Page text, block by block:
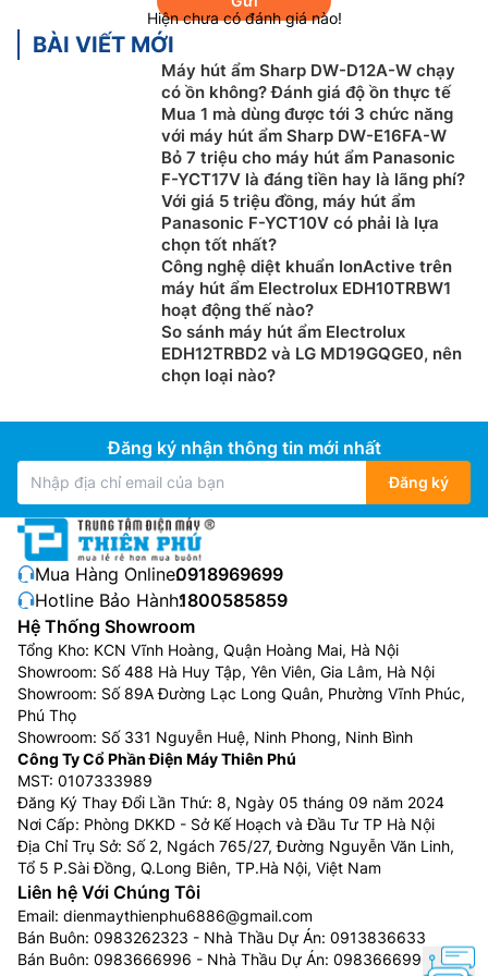
Bạn có thể sử dụng chiếc nồi lẩu điện này đa chức
năng vừa có thể nấu lẩu mà còn có thể làm các món
chiên, xảo và hấp một cách nhanh chóng và dễ dàng.
Công suất 1500W mạnh mẽ.
Với công suất lên tới 15000W mạnh mẽ này thì bạn sẽ
không phải chờ đợi quá lâu, nó có thể nấu chín thức
ăn một cách nhanh chóng và hiệu quả.
Điều chỉnh nhiệt độ dễ dàng.
Hiện chưa có đánh giá nào!
BÀI VIẾT MỚI
Máy hút ẩm Sharp DW-D12A-W chạy
có ồn không? Đánh giá độ ồn thực tế
Mua 1 mà dùng được tới 3 chức năng
với máy hút ẩm Sharp DW-E16FA-W
Bỏ 7 triệu cho máy hút ẩm Panasonic
F-YCT17V là đáng tiền hay là lãng phí?
Với giá 5 triệu đồng, máy hút ẩm
Panasonic F-YCT10V có phải là lựa
chọn tốt nhất?
Công nghệ diệt khuẩn IonActive trên
máy hút ẩm Electrolux EDH10TRBW1
hoạt động thế nào?
So sánh máy hút ẩm Electrolux
EDH12TRBD2 và LG MD19GQGE0, nên
chọn loại nào?
Đăng ký nhận thông tin mới nhất
Đăng ký
Mua Hàng Online:0918969699
Hotline Bảo Hành:1800585859
Hệ Thống Showroom
Tổng Kho: KCN Vĩnh Hoàng, Quận Hoàng Mai, Hà Nội
Showroom: Số 488 Hà Huy Tập, Yên Viên, Gia Lâm, Hà Nội
Showroom: Số 89A Đường Lạc Long Quân, Phường Vĩnh Phúc,
Phú Thọ
Showroom: Số 331 Nguyễn Huệ, Ninh Phong, Ninh Bình
Công Ty Cổ Phần Điện Máy Thiên Phú
MST: 0107333989
Đăng Ký Thay Đổi Lần Thứ: 8, Ngày 05 tháng 09 năm 2024
Nơi Cấp: Phòng DKKD - Sở Kế Hoạch và Đầu Tư TP Hà Nội
Địa Chỉ Trụ Sở: Số 2, Ngách 765/27, Đường Nguyễn Văn Linh,
Tổ 5 P.Sài Đồng, Q.Long Biên, TP.Hà Nội, Việt Nam
Liên hệ Với Chúng Tôi
Email: dienmaythienphu6886@gmail.com
Bán Buôn: 0983262323 - Nhà Thầu Dự Án: 0913836633
Bán Buôn: 0983666996 - Nhà Thầu Dự Án: 0983666996